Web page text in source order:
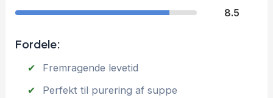
8.5
Fordele:
Fremragende levetid
Perfekt til purering af suppe